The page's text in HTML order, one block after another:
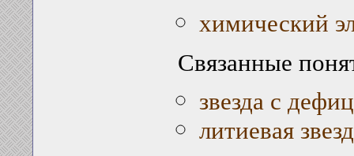
химический
Связанные
звезда с
литиевая